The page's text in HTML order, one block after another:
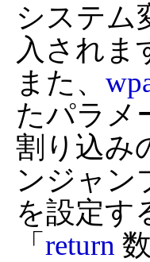
システム
入されま
また、
たパラメ
割り込み
ンジャン
を設定す
「 return